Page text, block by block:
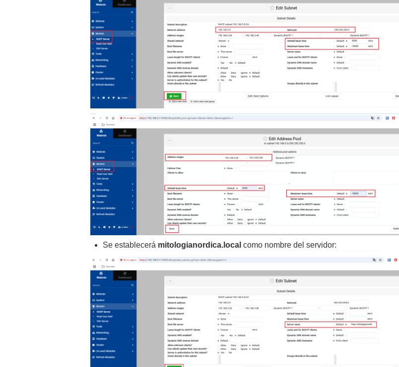
Se establecerá mitologianordica.local como nombre del servidor: